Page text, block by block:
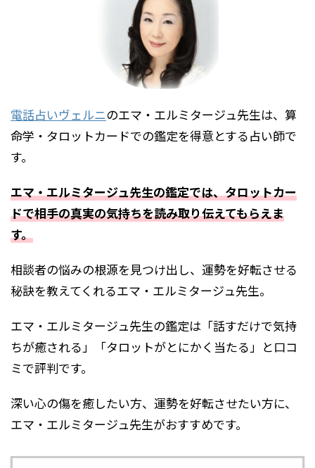
電話占いヴェルニのエマ・エルミタージュ先生は、算
命学・タロットカードでの鑑定を得意とする占い師で
す。
エマ・エルミタージュ先生の鑑定では、タロットカー
ドで相手の真実の気持ちを読み取り伝えてもらえま
す。
相談者の悩みの根源を見つけ出し、運勢を好転させる
秘訣を教えてくれるエマ・エルミタージュ先生。
エマ・エルミタージュ先生の鑑定は「話すだけで気持
ちが癒される」「タロットがとにかく当たる」と口コ
ミで評判です。
深い心の傷を癒したい方、運勢を好転させたい方に、
エマ・エルミタージュ先生がおすすめです。